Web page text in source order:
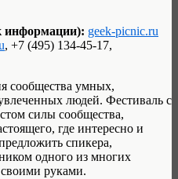
информации): geek-picnic.ru
, +7 (495) 134-45-17,
сообщества умных,
людей. Фестиваль с
силы сообщества,
где интересно и
спикера,
одного из многих
своими руками.